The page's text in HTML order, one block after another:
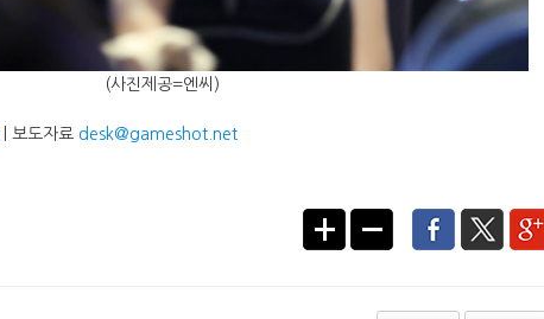
(사진제공=엔씨)
| 보도자료 desk@gameshot.net